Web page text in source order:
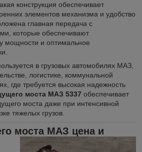
конструкция обеспечивает
элементов механизма и удобство
главная передача с
которые обеспечивают
мощности и оптимальное
в грузовых автомобилях МАЗ,
логистике, коммунальной
где требуется высокая надежность
моста МАЗ 5337 обеспечивает
моста даже при интенсивной
тяжелых грузов.
моста МАЗ цена и